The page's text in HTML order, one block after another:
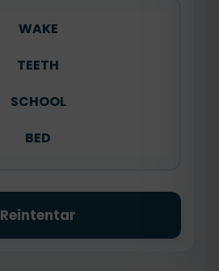
WAKE
TEETH
SCHOOL
BED
Reintentar